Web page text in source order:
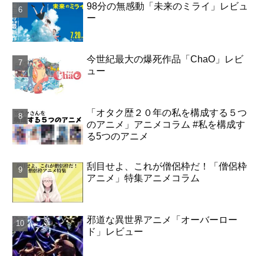
98分の無感動「未来のミライ」レビュ
ー
今世紀最大の爆死作品「ChaO」レビ
ュー
「オタク歴２０年の私を構成する５つ
のアニメ」アニメコラム #私を構成す
る5つのアニメ
刮目せよ、これが僧侶枠だ！「僧侶枠
アニメ」特集アニメコラム
邪道な異世界アニメ「オーバーロー
ド」レビュー